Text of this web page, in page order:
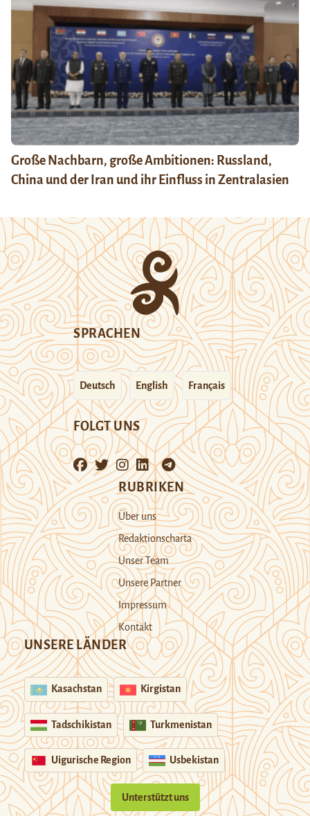
Große Nachbarn, große Ambitionen: Russland,
China und der Iran und ihr Einfluss in Zentralasien
SPRACHEN
Deutsch English Français
FOLGT UNS
RUBRIKEN
Über uns
Redaktionscharta
Unser Team
Unsere Partner
Impressum
Kontakt
UNSERE LÄNDER
Kasachstan Kirgistan
Tadschikistan Turkmenistan
Uigurische Region Usbekistan
Unterstützt uns